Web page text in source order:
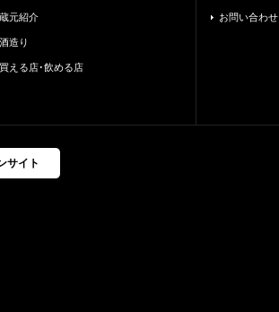
蔵元紹介
酒造り
買える店･飲める店
お問い合わせ
サイト